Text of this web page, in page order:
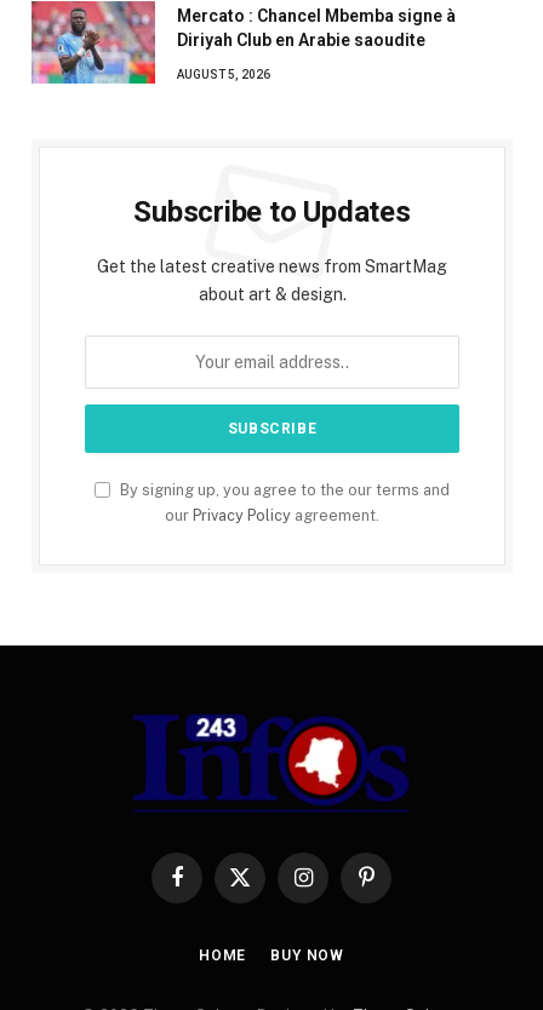
Mercato : Chancel Mbemba signe à
Diriyah Club en Arabie saoudite
AUGUST 5, 2026
Subscribe to Updates
Get the latest creative news from SmartMag
about art & design.
By signing up, you agree to the our terms and
our Privacy Policy agreement.
Facebook
X
InstagramPinterest
HOME BUY NOW